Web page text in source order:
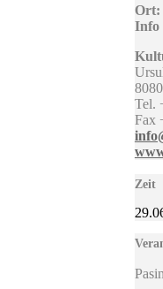
Ort:
Info
Tel.
Fax
Zeit